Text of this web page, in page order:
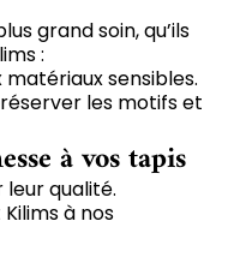
grand soin, qu’ils
:
sensibles.
les motifs et
à vos tapis
leur qualité.
à nos